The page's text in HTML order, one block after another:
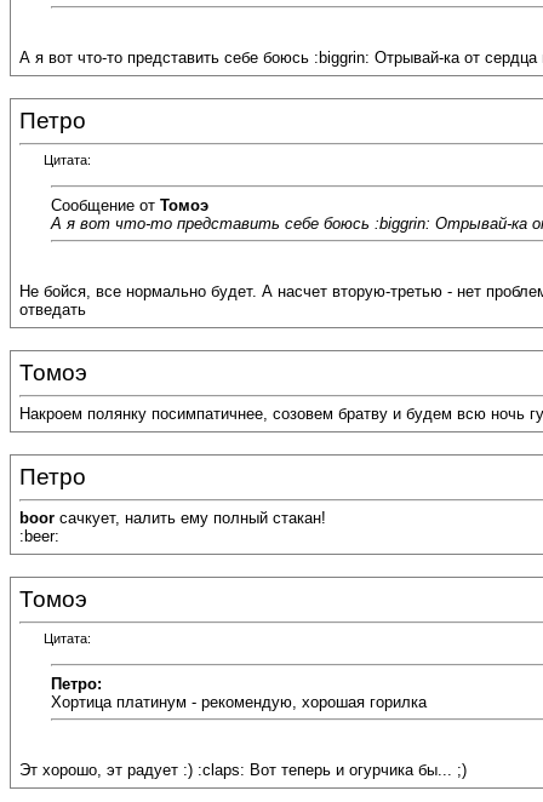
А я вот что-то представить себе боюсь :biggrin: Отрывай-ка от
Петро
Цитата:
Сообщение от Томоэ
А я вот что-то представить себе боюсь :biggrin: Отрывай-ка
Не бойся, все нормально будет. А насчет вторую-третью - нет
отведать
Томоэ
Накроем полянку посимпатичнее, созовем братву и будем всю ночь
Петро
boor cачкует, налить ему полный стакан!
:beer:
Томоэ
Цитата:
Петро:
Хортица платинум - рекомендую, хорошая горилка
Эт хорошо, эт радует :) :claps: Вот теперь и огурчика бы... ;)